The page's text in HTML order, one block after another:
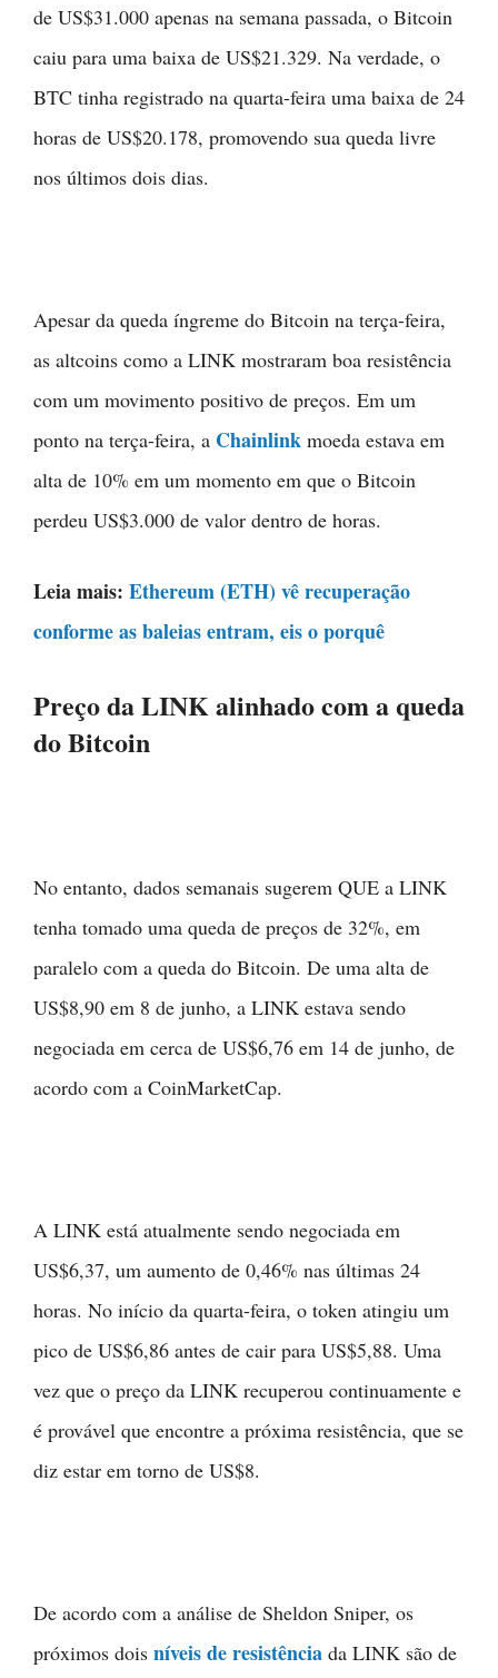
de US$31.000 apenas na semana passada, o Bitcoin
caiu para uma baixa de US$21.329. Na verdade, o
BTC tinha registrado na quarta-feira uma baixa de 24
horas de US$20.178, promovendo sua queda livre
nos últimos dois dias.
Apesar da queda íngreme do Bitcoin na terça-feira,
as altcoins como a LINK mostraram boa resistência
com um movimento positivo de preços. Em um
ponto na terça-feira, a Chainlink moeda estava em
alta de 10% em um momento em que o Bitcoin
perdeu US$3.000 de valor dentro de horas.
Leia mais: Ethereum (ETH) vê recuperação
conforme as baleias entram, eis o porquê
Preço da LINK alinhado com a queda
do Bitcoin
No entanto, dados semanais sugerem QUE a LINK
tenha tomado uma queda de preços de 32%, em
paralelo com a queda do Bitcoin. De uma alta de
US$8,90 em 8 de junho, a LINK estava sendo
negociada em cerca de US$6,76 em 14 de junho, de
acordo com a CoinMarketCap.
A LINK está atualmente sendo negociada em
US$6,37, um aumento de 0,46% nas últimas 24
horas. No início da quarta-feira, o token atingiu um
pico de US$6,86 antes de cair para US$5,88. Uma
vez que o preço da LINK recuperou continuamente e
é provável que encontre a próxima resistência, que se
diz estar em torno de US$8.
De acordo com a análise de Sheldon Sniper, os
próximos dois níveis de resistência da LINK são de